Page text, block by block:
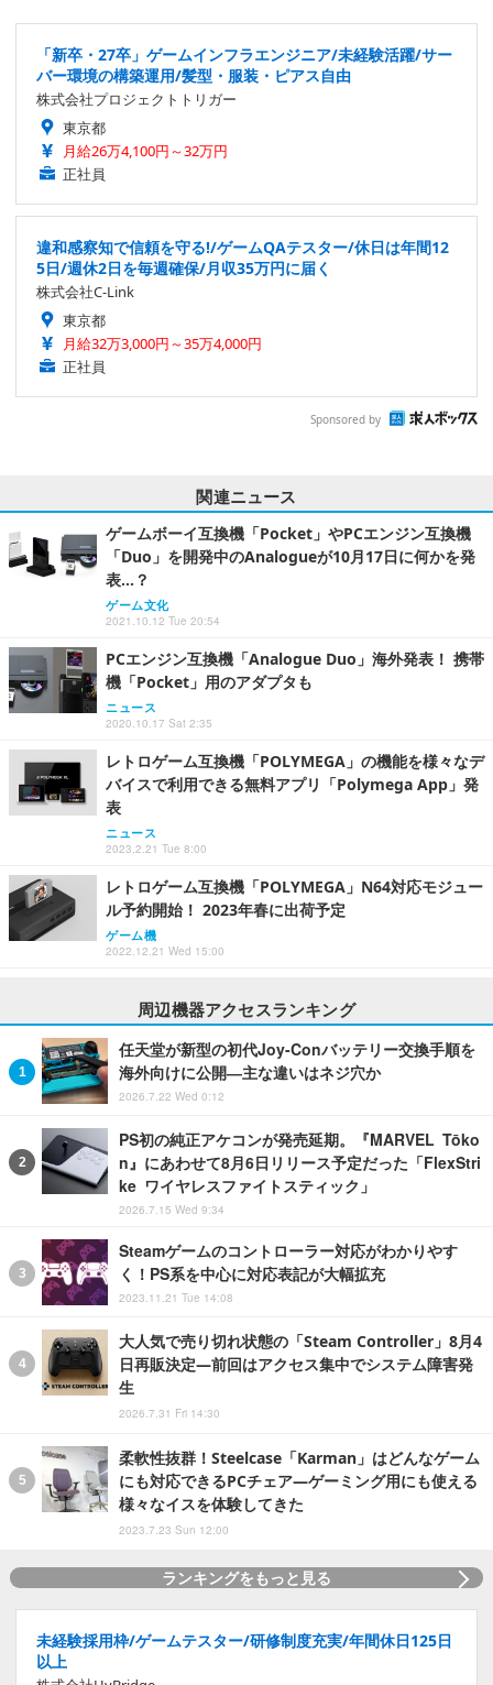
「新卒・27卒」ゲームインフラエンジニア/未経験活躍/サー
バー環境の構築運用/髪型・服装・ピアス自由
株式会社プロジェクトトリガー
東京都
月給26万4,100円～32万円
正社員
違和感察知で信頼を守る!/ゲームQAテスター/休日は年間12
5日/週休2日を毎週確保/月収35万円に届く
株式会社C-Link
東京都
月給32万3,000円～35万4,000円
正社員
Sponsored by
関連ニュース
ゲームボーイ互換機「Pocket」やPCエンジン互換機
「Duo」を開発中のAnalogueが10月17日に何かを発
表…？
ゲーム文化
2021.10.12 Tue 20:54
PCエンジン互換機「Analogue Duo」海外発表！ 携帯
機「Pocket」用のアダプタも
ニュース
2020.10.17 Sat 2:35
レトロゲーム互換機「POLYMEGA」の機能を様々なデ
バイスで利用できる無料アプリ「Polymega App」発
表
ニュース
2023.2.21 Tue 8:00
レトロゲーム互換機「POLYMEGA」N64対応モジュー
ル予約開始！ 2023年春に出荷予定
ゲーム機
2022.12.21 Wed 15:00
周辺機器アクセスランキング
任天堂が新型の初代Joy-Conバッテリー交換手順を
海外向けに公開―主な違いはネジ穴か
2026.7.22 Wed 0:12
PS初の純正アケコンが発売延期。『MARVEL Tōko
n』にあわせて8月6日リリース予定だった「FlexStri
ke ワイヤレスファイトスティック」
2026.7.15 Wed 9:34
Steamゲームのコントローラー対応がわかりやす
く！PS系を中心に対応表記が大幅拡充
2023.11.21 Tue 14:08
大人気で売り切れ状態の「Steam Controller」8月4
日再販決定―前回はアクセス集中でシステム障害発
生
2026.7.31 Fri 14:30
柔軟性抜群！Steelcase「Karman」はどんなゲーム
にも対応できるPCチェア―ゲーミング用にも使える
様々なイスを体験してきた
2023.7.23 Sun 12:00
ランキングをもっと見る
未経験採用枠/ゲームテスター/研修制度充実/年間休日125日
以上